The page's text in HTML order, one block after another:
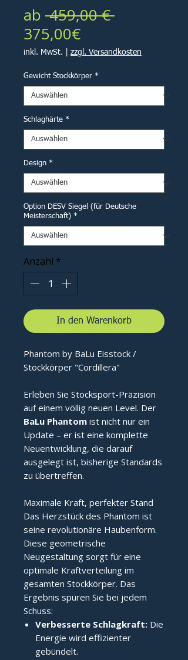
ab 459,00 €
375,00€Sale-
Preis
inkl. MwSt. zzgl. Versandkosten
Gewicht Stockkörper *
Schlaghärte *
Design *
Option DESV Siegel (für Deutsche
Meisterschaft) *
Anzahl *
In den Warenkorb
Phantom by BaLu Eisstock /
Stockkörper "Cordillera"
Erleben Sie Stocksport-Präzision
auf einem völlig neuen Level. Der
BaLu Phantom ist nicht nur ein
Update – er ist eine komplette
Neuentwicklung, die darauf
ausgelegt ist, bisherige Standards
zu übertreffen.
Maximale Kraft, perfekter Stand
Das Herzstück des Phantom ist
seine revolutionäre Haubenform.
Diese geometrische
Neugestaltung sorgt für eine
optimale Kraftverteilung im
gesamten Stockkörper. Das
Ergebnis spüren Sie bei jedem
Schuss:
Verbesserte Schlagkraft: Die
Energie wird effizienter
gebündelt.